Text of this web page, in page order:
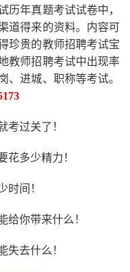
历年真题考试试卷中，
道得来的资料。内容可
珍贵的教师招聘考试宝
教师招聘考试中出现率
、进城、职称等考试。
过关了！
花多少精力 ！
间！
你带来什么！
失去什么 ！